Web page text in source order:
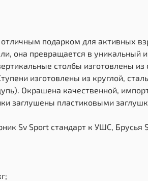
подарком для активных
она превращается в
столбы изготовлены
изготовлены из круглой,
Окрашена качественной,
заглушены пластиковыми
Sv Sport стандарт к УШС,